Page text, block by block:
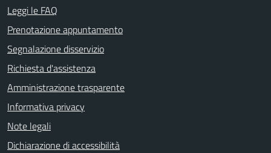
Leggi le FAQ
Prenotazione appuntamento
Segnalazione disservizio
Richiesta d'assistenza
Amministrazione trasparente
Informativa privacy
Note legali
Dichiarazione di accessibilità